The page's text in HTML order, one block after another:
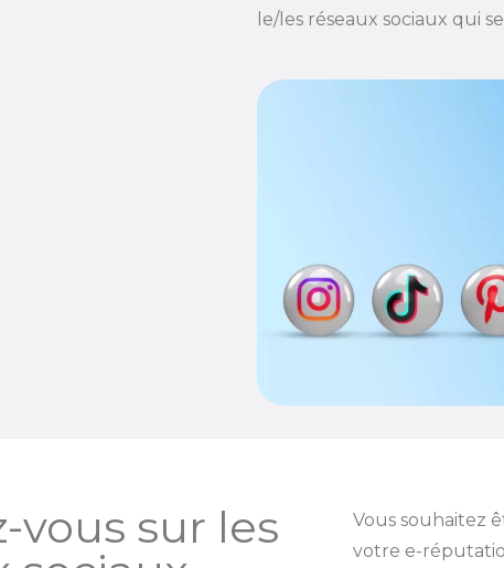
le/les réseaux sociaux qui
vous sur les
Vous souhaitez
votre e-